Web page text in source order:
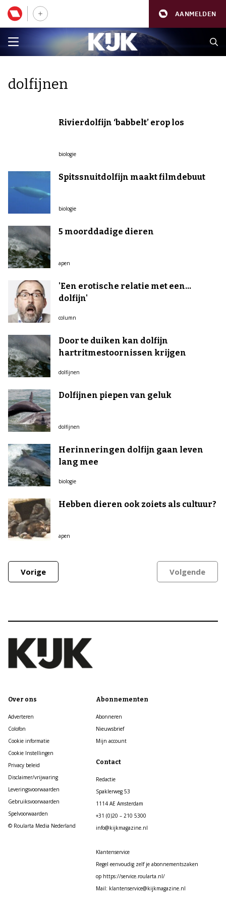
AANMELDEN
dolfijnen
Rivierdolfijn ‘babbelt’ erop los
biologie
Spitssnuitdolfijn maakt filmdebuut
biologie
5 moorddadige dieren
apen
'Een erotische relatie met een...
dolfijn'
column
Door te duiken kan dolfijn
hartritmestoornissen krijgen
dolfijnen
Dolfijnen piepen van geluk
dolfijnen
Herinneringen dolfijn gaan leven
lang mee
biologie
Hebben dieren ook zoiets als cultuur?
apen
Vorige Volgende
Over ons
Adverteren
Colofon
Cookie informatie
Cookie Instellingen
Privacy beleid
Disclaimer/vrijwaring
Leveringsvoorwaarden
Gebruiksvoorwaarden
Spelvoorwaarden
© Roularta Media Nederland
Abonnementen
Abonneren
Nieuwsbrief
Mijn account
Contact
Redactie
Spaklerweg 53
1114 AE Amsterdam
+31 (0)20 – 210 5300
info@kijkmagazine.nl
Klantenservice
Regel eenvoudig zelf je abonnementszaken
op https://service.roularta.nl/
Mail: klantenservice@kijkmagazine.nl